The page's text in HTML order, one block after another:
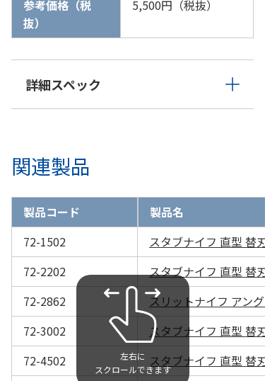
参考価格（税
抜）
5,500円（税抜）
詳細スペック
関連製品
製品コード
製品名
72-1502
スタブナイフ 直型 替
72-2202
スタブナイフ 直型 替
72-2862
スリットナイフ アン
72-3002
スタブナイフ 直型 替
72-4502
スタブナイフ 直型 替